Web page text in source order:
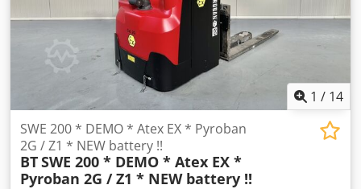
1 / 14
SWE 200 * DEMO * Atex EX * Pyroban
2G / Z1 * NEW battery !!
BTSWE 200 * DEMO * Atex EX *
Pyroban 2G / Z1 * NEW battery !!